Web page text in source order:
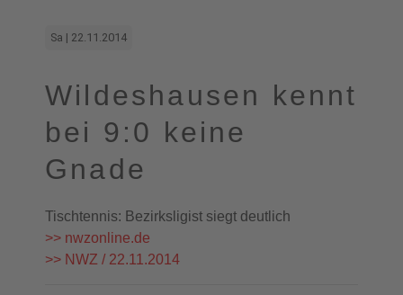
Sa | 22.11.2014
Wildeshausen kennt
bei 9:0 keine
Gnade
Tischtennis: Bezirksligist siegt deutlich
>> nwzonline.de
>> NWZ / 22.11.2014